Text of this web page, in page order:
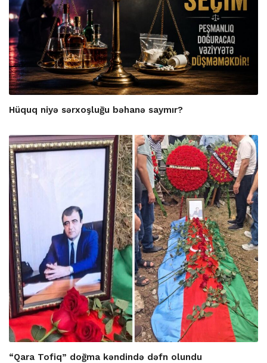
Hüquq niyə sərxoşluğu bəhanə saymır?
“Qara Tofiq” doğma kəndində dəfn olundu